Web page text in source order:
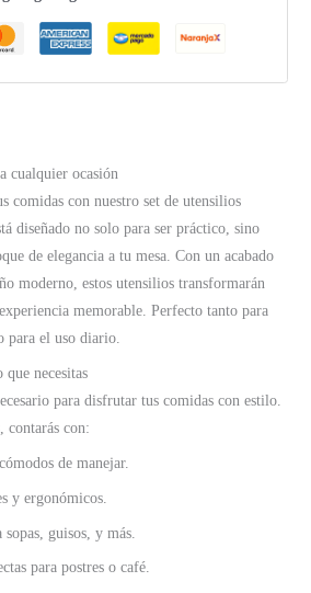
cualquier ocasión
comidas con nuestro set de utensilios
diseñado no solo para ser práctico, sino
de elegancia a tu mesa. Con un acabado
moderno, estos utensilios transformarán
memorable. Perfecto tanto para
para el uso diario.
necesitas
para disfrutar tus comidas con estilo.
contarás con:
de manejar.
y ergonómicos.
guisos, y más.
para postres o café.